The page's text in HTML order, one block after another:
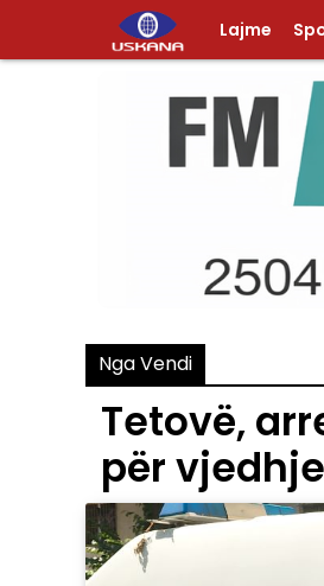
Lajme
Nga Vendi
Tetovë,
për